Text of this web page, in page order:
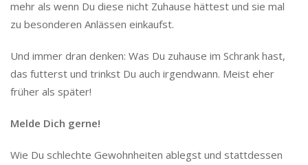
mehr als wenn Du diese nicht Zuhause hättest und sie mal
zu besonderen Anlässen einkaufst.
Und immer dran denken: Was Du zuhause im Schrank hast,
das futterst und trinkst Du auch irgendwann. Meist eher
früher als später!
Melde Dich gerne!
Wie Du schlechte Gewohnheiten ablegst und stattdessen